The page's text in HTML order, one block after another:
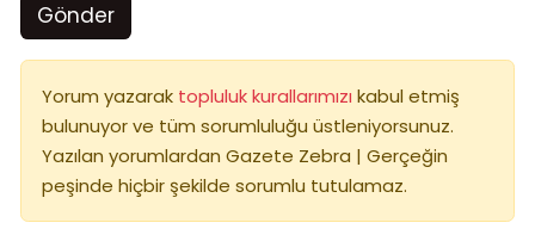
Gönder
Yorum yazarak topluluk kurallarımızı kabul etmiş
bulunuyor ve tüm sorumluluğu üstleniyorsunuz.
Yazılan yorumlardan Gazete Zebra | Gerçeğin
peşinde hiçbir şekilde sorumlu tutulamaz.